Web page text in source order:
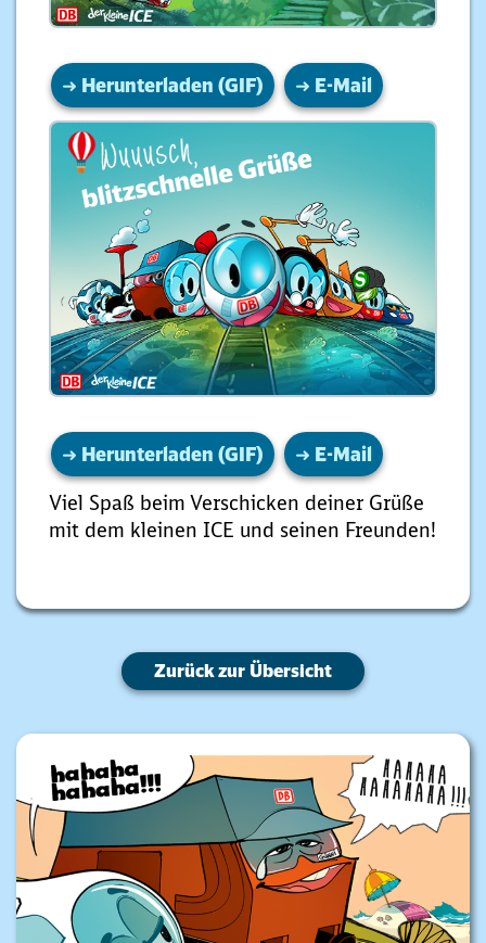
➜ Herunterladen (GIF) ➜ E-Mail
➜ Herunterladen (GIF) ➜ E-Mail
Viel Spaß beim Verschicken deiner Grüße
mit dem kleinen ICE und seinen Freunden!
Zurück zur Übersicht